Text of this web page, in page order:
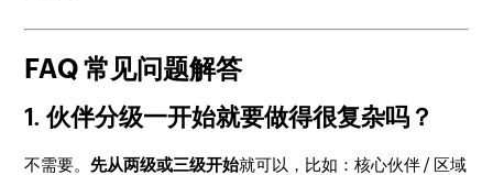
FAQ 常见问题解答
1. 伙伴分级一开始就要做得很复杂吗？
不需要。先从两级或三级开始就可以，比如：核心伙伴 / 区域